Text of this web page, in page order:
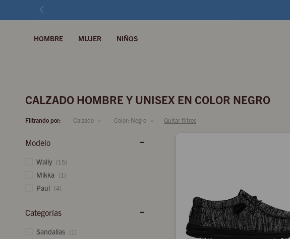
HOMBRE MUJER NIÑOS
CALZADO HOMBRE Y UNISEX EN COLOR NEGRO
Filtrando por: Calzado Color: Negro Quitar filtros
Categorías
Sandalias (1)
Modelo
Wally (15)
Mikka (1)
Paul (4)